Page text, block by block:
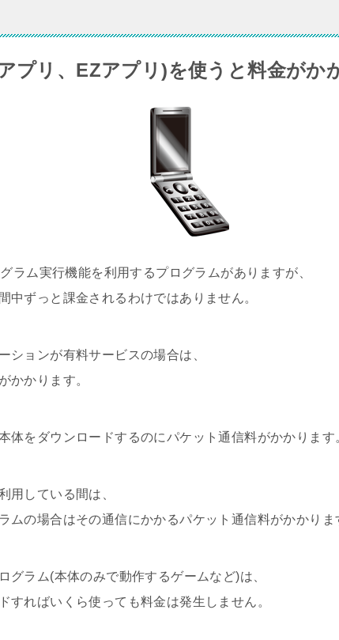
プリ、EZアプリ)を使うと料金がか
ラム実行機能を利用するプログラムがありますが、
中ずっと課金されるわけではありません。
ションが有料サービスの場合は、
かかります。
体をダウンロードするのにパケット通信料がかかります
用している間は、
ムの場合はその通信にかかるパケット通信料がかかりま
グラム(本体のみで動作するゲームなど)は、
すればいくら使っても料金は発生しません。